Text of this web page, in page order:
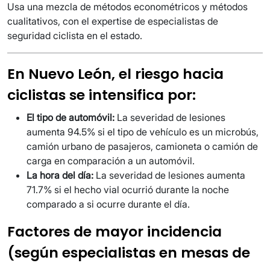
Usa una mezcla de métodos econométricos y métodos
cualitativos, con el expertise de especialistas de
seguridad ciclista en el estado.
En Nuevo León, el riesgo hacia
ciclistas se intensifica por:
El tipo de automóvil: La severidad de lesiones
aumenta 94.5% si el tipo de vehículo es un microbús,
camión urbano de pasajeros, camioneta o camión de
carga en comparación a un automóvil.
La hora del día: La severidad de lesiones aumenta
71.7% si el hecho vial ocurrió durante la noche
comparado a si ocurre durante el día.
Factores de mayor incidencia
(según especialistas en mesas de